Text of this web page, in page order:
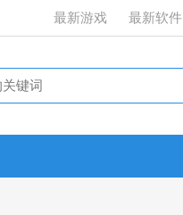
最新游戏 最新软件